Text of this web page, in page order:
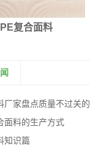
复合面料
厂家盘点质量不过关
面料的生产方式
知识篇